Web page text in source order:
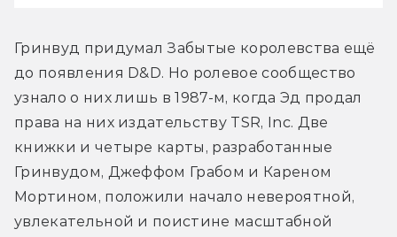
Гринвуд придумал Забытые королевства ещё
до появления D&D. Но ролевое сообщество
узнало о них лишь в 1987-м, когда Эд продал
права на них издательству TSR, Inc. Две
книжки и четыре карты, разработанные
Гринвудом, Джеффом Грабом и Кареном
Мортином, положили начало невероятной,
увлекательной и поистине масштабной